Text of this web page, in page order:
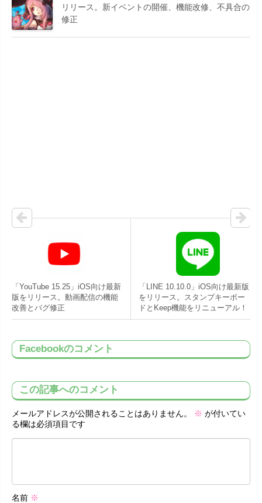
リリース。新イベントの開催、機能改修、不具合の
修正
「YouTube 15.25」iOS向け最新
版をリリース。動画配信の機能
改善とバグ修正
「LINE 10.10.0」iOS向け最新版
をリリース。スタンプキーボー
ドとKeep機能をリニューアル！
Facebookのコメント
この記事へのコメント
メールアドレスが公開されることはありません。 ※ が付いてい
る欄は必須項目です
名前 ※